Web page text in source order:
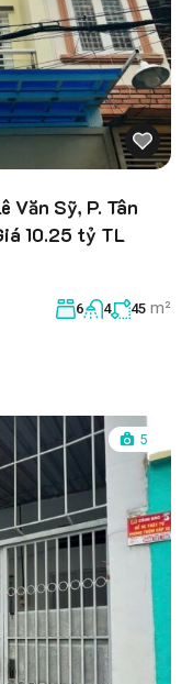
Văn Sỹ, P. Tân
10.25 tỷ TL
6 4 45 m²
5